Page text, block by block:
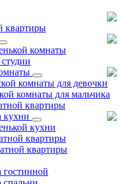
квартиры
комнаты
комнаты для девочки
комнаты для мальчика
квартиры
кухни
кухни
квартиры
квартиры
гостинной